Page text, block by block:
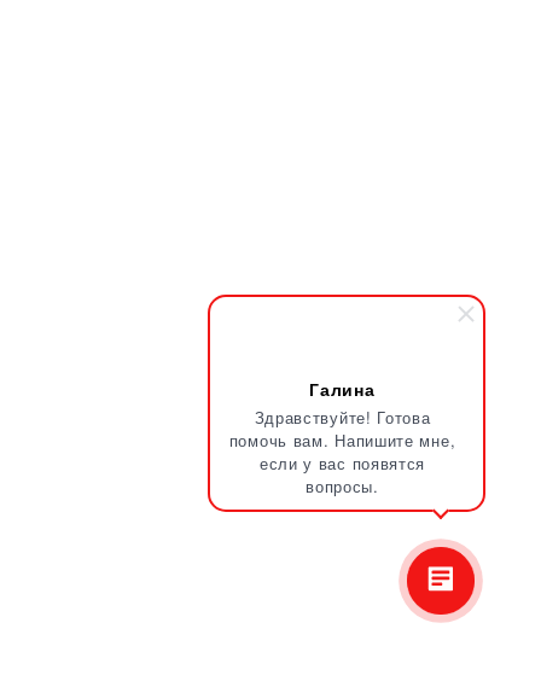
Галина
Здравствуйте! Готова
помочь вам. Напишите мне,
если у вас появятся
вопросы.